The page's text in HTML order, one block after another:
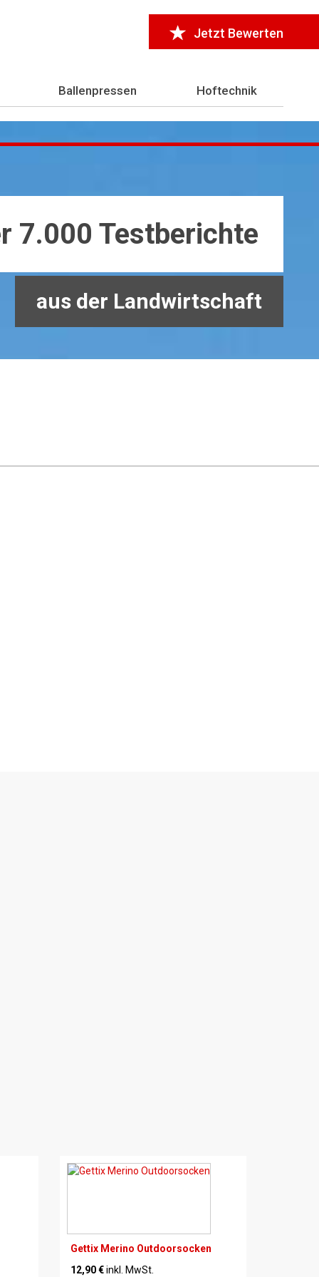
Jetzt Bewerten
Ballenpressen Hoftechnik
7.000 Testberichte
aus der Landwirtschaft
Gettix Merino Outdoorsocken
12,90 € inkl. MwSt.